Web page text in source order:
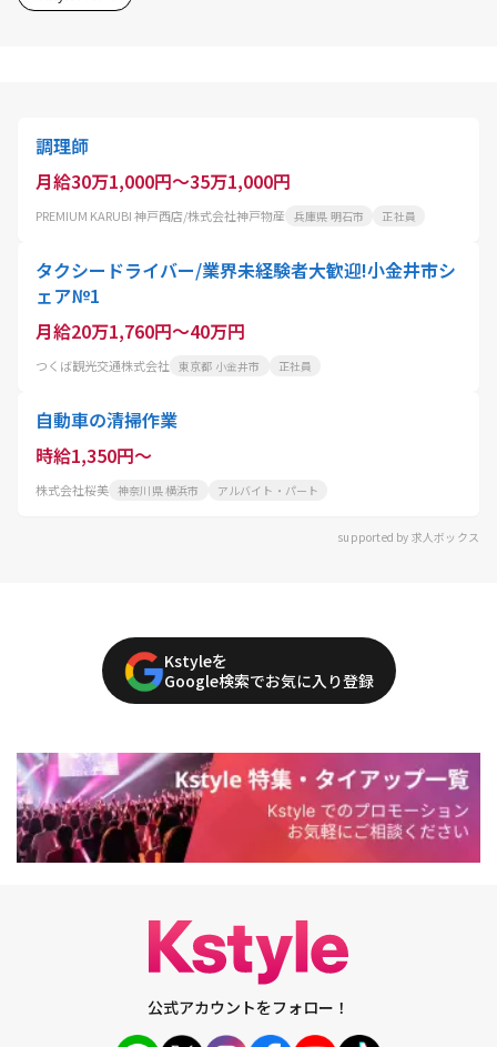
調理師
月給30万1,000円～35万1,000円
PREMIUM KARUBI 神戸西店/株式会社神戸物産 兵庫県 明石市 正社員
タクシードライバー/業界未経験者大歓迎!小金井市シ
ェア№1
月給20万1,760円～40万円
つくば観光交通株式会社 東京都 小金井市 正社員
自動車の清掃作業
時給1,350円～
株式会社桜美 神奈川県 横浜市 アルバイト・パート
supported by 求人ボックス
Kstyleを
Google検索でお気に入り登録
公式アカウントをフォロー！